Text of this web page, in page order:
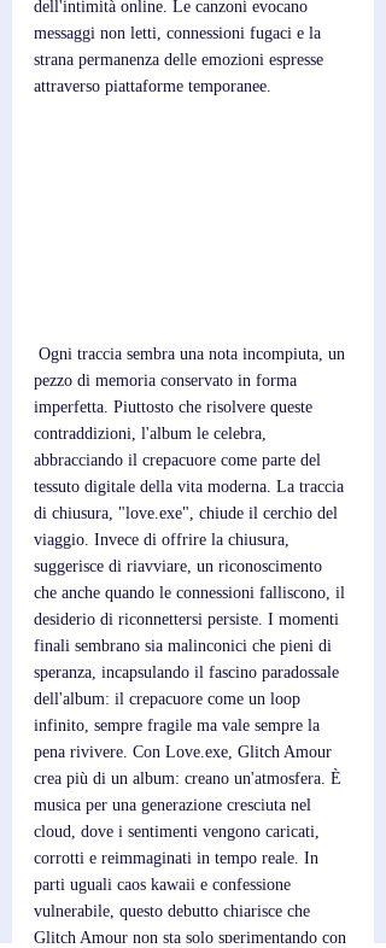
dell'intimità online. Le canzoni evocano
messaggi non letti, connessioni fugaci e la
strana permanenza delle emozioni espresse
attraverso piattaforme temporanee.
pezzo di memoria conservato in forma
imperfetta. Piuttosto che risolvere queste
contraddizioni, l'album le celebra,
abbracciando il crepacuore come parte del
tessuto digitale della vita moderna. La traccia
di chiusura, "love.exe", chiude il cerchio del
viaggio. Invece di offrire la chiusura,
suggerisce di riavviare, un riconoscimento
che anche quando le connessioni falliscono, il
desiderio di riconnettersi persiste. I momenti
finali sembrano sia malinconici che pieni di
speranza, incapsulando il fascino paradossale
dell'album: il crepacuore come un loop
infinito, sempre fragile ma vale sempre la
pena rivivere. Con Love.exe, Glitch Amour
crea più di un album: creano un'atmosfera. È
musica per una generazione cresciuta nel
cloud, dove i sentimenti vengono caricati,
corrotti e reimmaginati in tempo reale. In
parti uguali caos kawaii e confessione
vulnerabile, questo debutto chiarisce che
Glitch Amour non sta solo sperimentando con